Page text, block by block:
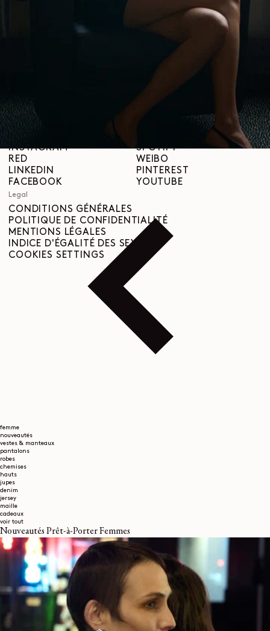
femme
nouveautés
vestes & manteaux
pantalons
robes
chemises
hauts
jupes
denim
jersey
maille
cadeaux
voir tout
Nouveautés Prêt-à-Porter Femmes
DROIT DE RÉTRACTATION
TRAÇABILITÉ
Social
INSTAGRAM
RED
LINKEDIN
FACEBOOK
SPOTIFY
WEIBO
PINTEREST
YOUTUBE
Legal
CONDITIONS GÉNÉRALES
POLITIQUE DE CONFIDENTIALITÉ
MENTIONS LÉGALES
INDICE D'ÉGALITÉ DES SEXES
COOKIES SETTINGS